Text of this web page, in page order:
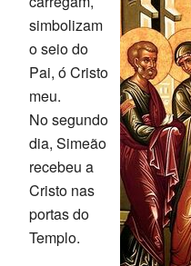
simbolizam
o seio do
Pai, ó Cristo
meu.
No segundo
dia, Simeão
recebeu a
Cristo nas
portas do
Templo.